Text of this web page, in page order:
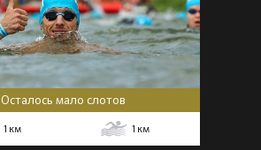
Осталось мало слотов
1 км 1 км